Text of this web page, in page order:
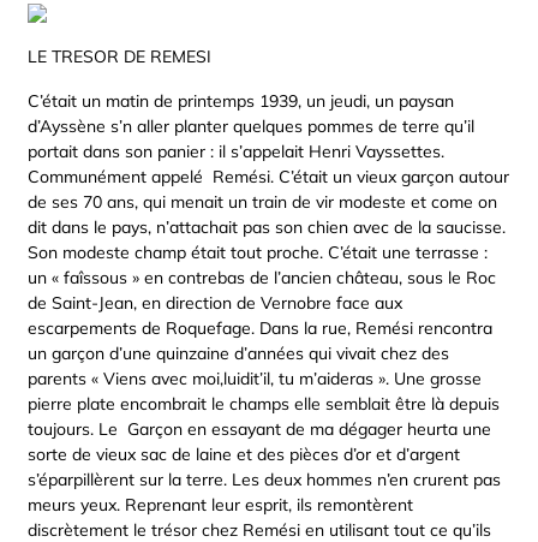
LE TRESOR DE REMESI
C’était un matin de printemps 1939, un jeudi, un paysan
d’Ayssène s’n aller planter quelques pommes de terre qu’il
portait dans son panier : il s’appelait Henri Vayssettes.
Communément appelé Remési. C’était un vieux garçon autour
de ses 70 ans, qui menait un train de vir modeste et come on
dit dans le pays, n’attachait pas son chien avec de la saucisse.
Son modeste champ était tout proche. C’était une terrasse :
un « faîssous » en contrebas de l’ancien château, sous le Roc
de Saint-Jean, en direction de Vernobre face aux
escarpements de Roquefage. Dans la rue, Remési rencontra
un garçon d’une quinzaine d’années qui vivait chez des
parents « Viens avec moi,luidit’il, tu m’aideras ». Une grosse
pierre plate encombrait le champs elle semblait être là depuis
toujours. Le Garçon en essayant de ma dégager heurta une
sorte de vieux sac de laine et des pièces d’or et d’argent
s’éparpillèrent sur la terre. Les deux hommes n’en crurent pas
meurs yeux. Reprenant leur esprit, ils remontèrent
discrètement le trésor chez Remési en utilisant tout ce qu’ils